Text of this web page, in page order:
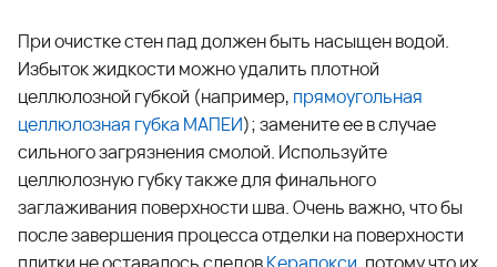
При очистке стен пад должен быть насыщен водой.
Избыток жидкости можно удалить плотной
целлюлозной губкой (например, прямоугольная
целлюлозная губка МАПЕИ); замените ее в случае
сильного загрязнения смолой. Используйте
целлюлозную губку также для финального
заглаживания поверхности шва. Очень важно, что бы
после завершения процесса отделки на поверхности